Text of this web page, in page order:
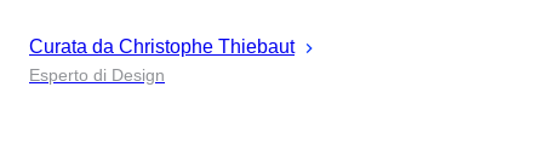
Curata da Christophe Thiebaut
Esperto di Design